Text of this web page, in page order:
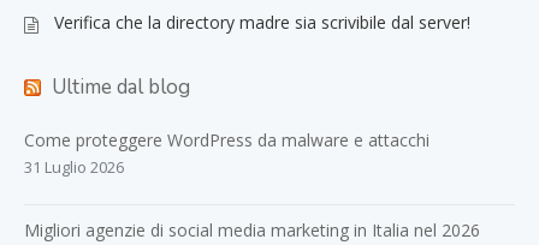
Verifica che la directory madre sia scrivibile dal server!
Ultime dal blog
Come proteggere WordPress da malware e attacchi
31 Luglio 2026
Migliori agenzie di social media marketing in Italia nel 2026